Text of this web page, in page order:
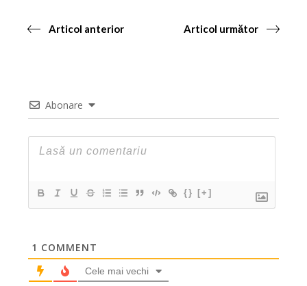
Articol anterior Articol următor
Abonare
{} [+]
1 COMMENT
Cele mai vechi